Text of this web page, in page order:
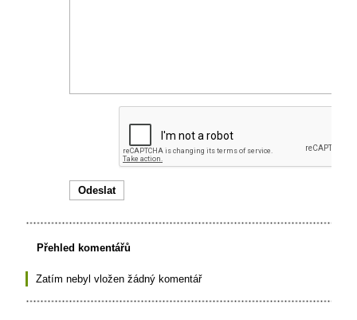
Přehled komentářů
Zatím nebyl vložen žádný komentář